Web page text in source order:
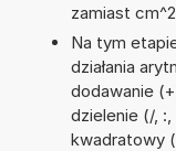
zamiast
Na tym
działania
dodawanie
dzielenie (/,
kwadratowy